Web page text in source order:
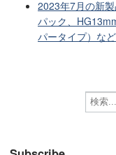
2023年7月の新
パック、
パータイプ）など